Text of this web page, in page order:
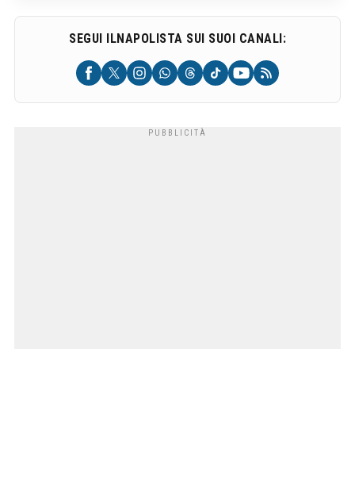
SEGUI ILNAPOLISTA SUI SUOI CANALI: